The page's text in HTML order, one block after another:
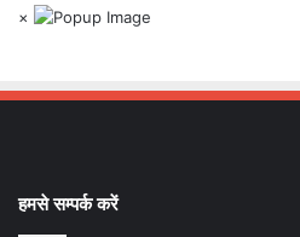
×
हमसे सम्पर्क करें